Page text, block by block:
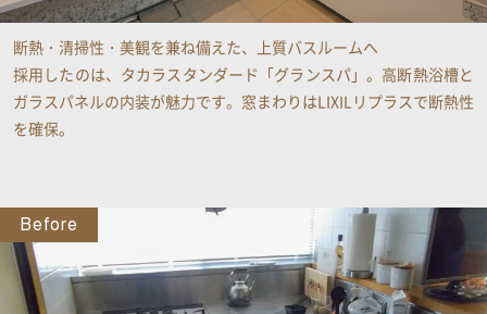
断熱・清掃性・美観を兼ね備えた、上質バスルームへ
採用したのは、タカラスタンダード「グランスパ」。高断熱浴槽と
ガラスパネルの内装が魅力です。窓まわりはLIXILリプラスで断熱性
を確保​。
Before